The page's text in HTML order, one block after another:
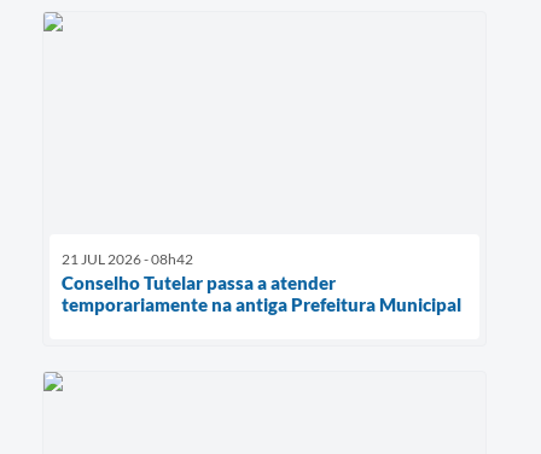
21 JUL 2026 - 08h42
Conselho Tutelar passa a atender
temporariamente na antiga Prefeitura Municipal